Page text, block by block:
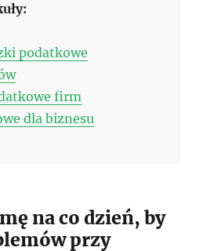
podatkowe
firm
dla biznesu
na co dzień, by
przy